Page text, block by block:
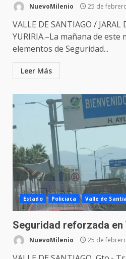
NuevoMilenio 25 de
VALLE DE SANTIAGO / JARAL
YURIRIA.–La mañana de este
elementos de Seguridad...
Leer Más
Estado Policiaca Valle de
Seguridad reforzada en
NuevoMilenio 25 de